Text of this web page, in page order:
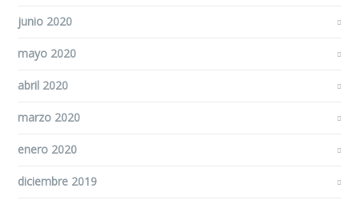
junio 2020
mayo 2020
abril 2020
marzo 2020
enero 2020
diciembre 2019